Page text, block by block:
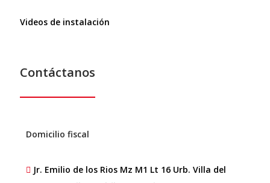
Videos de instalación
Contáctanos
Domicilio fiscal
Jr. Emilio de los Rios Mz M1 Lt 16 Urb. Villa del